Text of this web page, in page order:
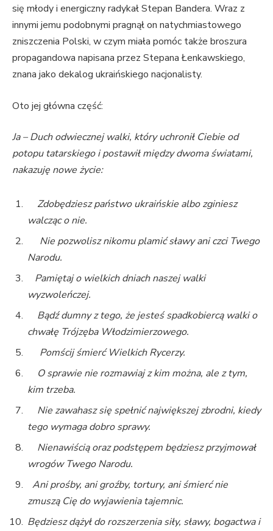
się młody i energiczny radykał Stepan Bandera. Wraz z
innymi jemu podobnymi pragnął on natychmiastowego
zniszczenia Polski, w czym miała pomóc także broszura
propagandowa napisana przez Stepana Łenkawskiego,
znana jako dekalog ukraińskiego nacjonalisty.
Oto jej główna część:
Ja – Duch odwiecznej walki, który uchronił Ciebie od
potopu tatarskiego i postawił między dwoma światami,
nakazuję nowe życie:
Zdobędziesz państwo ukraińskie albo zginiesz
walcząc o nie.
Nie pozwolisz nikomu plamić sławy ani czci Twego
Narodu.
Pamiętaj o wielkich dniach naszej walki
wyzwoleńczej.
Bądź dumny z tego, że jesteś spadkobiercą walki o
chwałę Trójzęba Włodzimierzowego.
Pomścij śmierć Wielkich Rycerzy.
O sprawie nie rozmawiaj z kim można, ale z tym,
kim trzeba.
Nie zawahasz się spełnić największej zbrodni, kiedy
tego wymaga dobro sprawy.
Nienawiścią oraz podstępem będziesz przyjmował
wrogów Twego Narodu.
Ani prośby, ani groźby, tortury, ani śmierć nie
zmuszą Cię do wyjawienia tajemnic.
Będziesz dążył do rozszerzenia siły, sławy, bogactwa i